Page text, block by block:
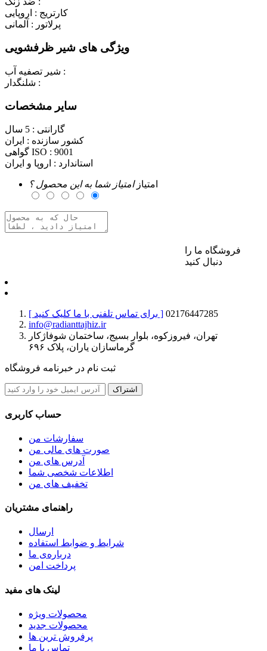
کارتریج : اروپایی
پرلاتور : آلمانی
ویژگی های شیر ظرفشویی
شیر تصفیه آب :
شلنگدار :
سایر مشخصات
گارانتی : 5 سال
کشور سازنده : ایران
گواهی ISO : 9001
استاندارد : اروپا و ایران
امتیازامتیاز شما به این محصول ؟
فروشگاه ما را
دنبال کنید
[ برای تماس تلفنی با ما کلیک کنید ] 02176447285
info@radianttajhiz.ir
تهران، فیروزکوه، بلوار بسیج، ساختمان شوفاژکار
گرماسازان یاران، پلاک ۶۹۶
ثبت نام در خبرنامه فروشگاه
اشتراک
حساب کاربری
سفارشات من
صورت های مالی من
آدرس های من
اطلاعات شخصی شما
تخفیف های من
راهنمای مشتریان
ارسال
شرایط و ضوابط استفاده
درباره‌ی ما
پرداخت امن
لینک های مفید
محصولات ویژه
محصولات جدید
پرفروش ترین‌ ها
تماس با ما